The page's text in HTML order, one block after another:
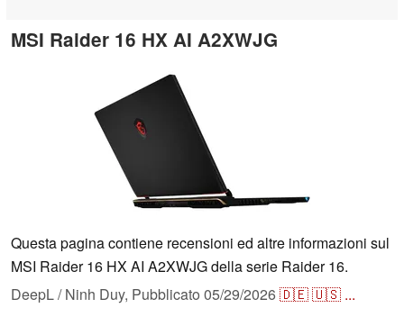
MSI Raider 16 HX AI A2XWJG
Questa pagina contiene recensioni ed altre informazioni sul
MSI Raider 16 HX AI A2XWJG della serie Raider 16.
DeepL / Ninh Duy, Pubblicato 05/29/2026🇩🇪🇺🇸 ...